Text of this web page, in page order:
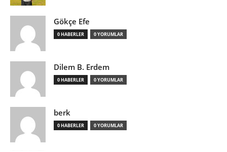
Gökçe Efe
0 HABERLER 0 YORUMLAR
Dilem B. Erdem
0 HABERLER 0 YORUMLAR
berk
0 HABERLER 0 YORUMLAR